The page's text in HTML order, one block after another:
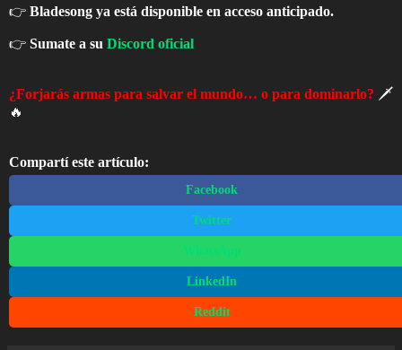
👉 Bladesong ya está disponible en acceso anticipado.
👉 Sumate a su Discord oficial
¿Forjarás armas para salvar el mundo… o para dominarlo? 🗡️
🔥
Compartí este artículo:
Facebook
Twitter
WhatsApp
LinkedIn
Reddit